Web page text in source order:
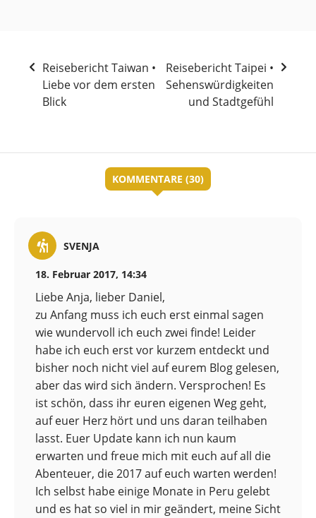
Reisebericht Taiwan •
Liebe vor dem ersten
Blick
Reisebericht Taipei •
Sehenswürdigkeiten
und Stadtgefühl
KOMMENTARE (30)
SVENJA
18. Februar 2017, 14:34
Liebe Anja, lieber Daniel,
zu Anfang muss ich euch erst einmal sagen
wie wundervoll ich euch zwei finde! Leider
habe ich euch erst vor kurzem entdeckt und
bisher noch nicht viel auf eurem Blog gelesen,
aber das wird sich ändern. Versprochen! Es
ist schön, dass ihr euren eigenen Weg geht,
auf euer Herz hört und uns daran teilhaben
lasst. Euer Update kann ich nun kaum
erwarten und freue mich mit euch auf all die
Abenteuer, die 2017 auf euch warten werden!
Ich selbst habe einige Monate in Peru gelebt
und es hat so viel in mir geändert, meine Sicht